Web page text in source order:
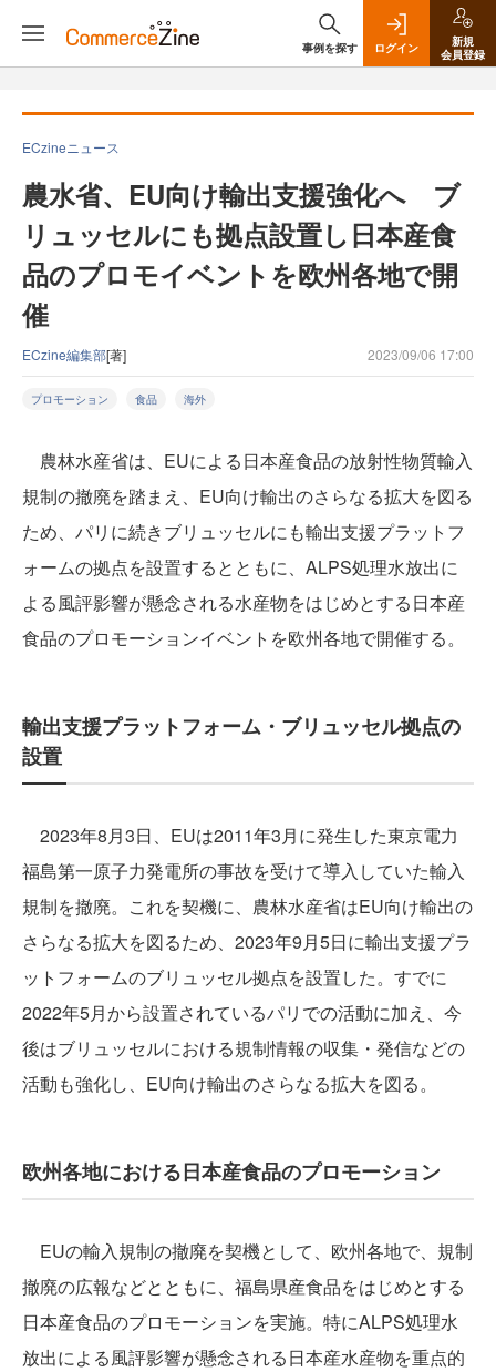
事例を探す ログイン
新規
会員登録
ECzineニュース
農水省、EU向け輸出支援強化へ ブ
リュッセルにも拠点設置し日本産食
品のプロモイベントを欧州各地で開
催
ECzine編集部[著] 2023/09/06 17:00
プロモーション 食品 海外
農林水産省は、EUによる日本産食品の放射性物質輸入
規制の撤廃を踏まえ、EU向け輸出のさらなる拡大を図る
ため、パリに続きブリュッセルにも輸出支援プラットフ
ォームの拠点を設置するとともに、ALPS処理水放出に
よる風評影響が懸念される水産物をはじめとする日本産
食品のプロモーションイベントを欧州各地で開催する。
輸出支援プラットフォーム・ブリュッセル拠点の
設置
2023年8月3日、EUは2011年3月に発生した東京電力
福島第一原子力発電所の事故を受けて導入していた輸入
規制を撤廃。これを契機に、農林水産省はEU向け輸出の
さらなる拡大を図るため、2023年9月5日に輸出支援プラ
ットフォームのブリュッセル拠点を設置した。すでに
2022年5月から設置されているパリでの活動に加え、今
後はブリュッセルにおける規制情報の収集・発信などの
活動も強化し、EU向け輸出のさらなる拡大を図る。
欧州各地における日本産食品のプロモーション
EUの輸入規制の撤廃を契機として、欧州各地で、規制
撤廃の広報などとともに、福島県産食品をはじめとする
日本産食品のプロモーションを実施。特にALPS処理水
放出による風評影響が懸念される日本産水産物を重点的